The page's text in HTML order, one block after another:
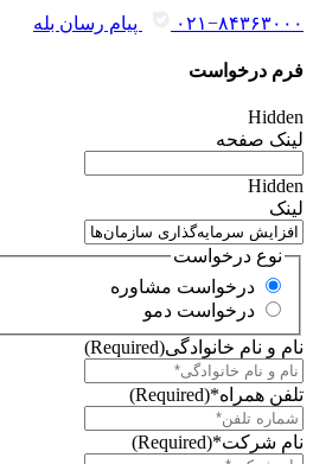
۰۲۱−۸۴۳۶۳۰۰۰ پیام رسان بله
فرم درخواست
Hidden
لینک صفحه
Hidden
لینک
نوع درخواست
درخواست مشاوره
درخواست دمو
نام و نام خانوادگی(Required)
تلفن همراه*(Required)
نام شرکت*(Required)